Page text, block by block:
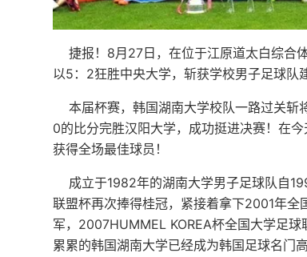
捷报！8月27日，在位于江原道太白综合
以5：2狂胜中央大学，斩获学校男子足球队
本届杯赛，韩国湖南大学校队一路过关斩
0的比分完胜汉阳大学，成功挺进决赛！ 在今
获得全场最佳球员！
成立于1982年的湖南大学男子足球队自
联盟杯再次捧得桂冠，紧接着拿下2001年
军，2007HUMMEL KOREA杯全国大学足
累累的韩国湖南大学已经成为韩国足球名门高